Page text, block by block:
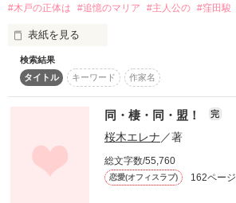
#木戸の正体は #追憶のマリア #主人公の #窪田駿
表紙を見る
巨大テーマパークの
キャラクターショー
舞台上に突如現れた
ダークスーツを身に纏った
ショーに全くもって不似合いな男
検索結果
タイトル
キーワード 作家名
同・棲・同・盟！ 完
桜木エレナ／著
総文字数/55,760
恋愛(オフィスラブ) 162ページ